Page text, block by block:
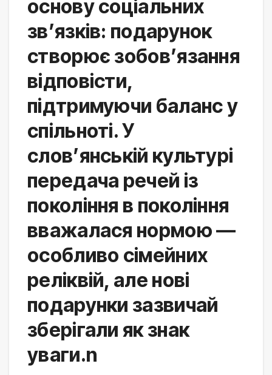
основу соціальних
зв’язків: подарунок
створює зобов’язання
відповісти,
підтримуючи баланс у
спільноті. У
слов’янській культурі
передача речей із
покоління в покоління
вважалася нормою —
особливо сімейних
реліквій, але нові
подарунки зазвичай
зберігали як знак
уваги.n